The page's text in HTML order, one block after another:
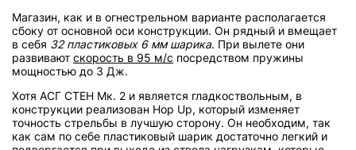
Магазин, как и в огнестрельном варианте располагается
сбоку от основной оси конструкции. Он рядный и вмещает
в себя 32 пластиковых 6 мм шарика. При вылете они
развивают скорость в 95 м/с посредством пружины
мощностью до 3 Дж.
Хотя АСГ СТЕН Мк. 2 и является гладкоствольным, в
конструкции реализован Hop Up, который изменяет
точность стрельбы в лучшую сторону. Он необходим, так
как сам по себе пластиковый шарик достаточно легкий и